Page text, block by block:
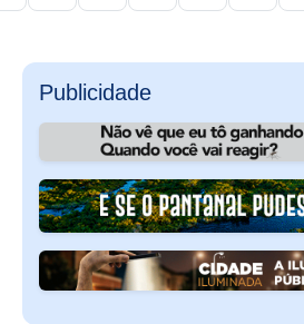
Publicidade